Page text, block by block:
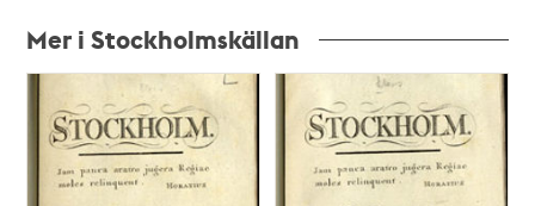
Mer i Stockholmskällan
poster
och
teman